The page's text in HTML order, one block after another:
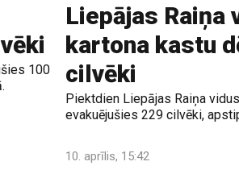
100
Liepājas Raiņa
kartona kastu
cilvēki
Piektdien Liepājas Raiņa
evakuējušies 229 cilvēki,
10. aprīlis, 15:42